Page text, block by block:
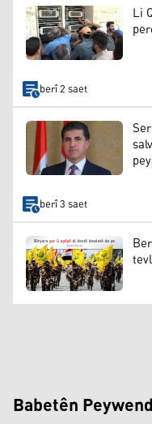
Li
berî 2 saet
berî 3 saet
Babetên